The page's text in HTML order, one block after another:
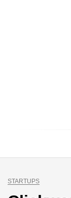
STARTUPS